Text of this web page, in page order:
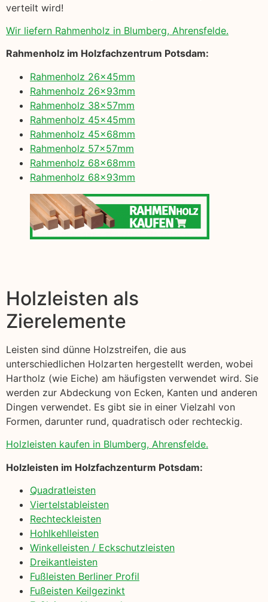
verteilt wird!
Wir liefern Rahmenholz in Blumberg, Ahrensfelde.
Rahmenholz im Holzfachzentrum Potsdam:
Rahmenholz 26x45mm
Rahmenholz 26x93mm
Rahmenholz 38x57mm
Rahmenholz 45x45mm
Rahmenholz 45x68mm
Rahmenholz 57x57mm
Rahmenholz 68x68mm
Rahmenholz 68x93mm
Holzleisten als
Zierelemente
Leisten sind dünne Holzstreifen, die aus
unterschiedlichen Holzarten hergestellt werden, wobei
Hartholz (wie Eiche) am häufigsten verwendet wird. Sie
werden zur Abdeckung von Ecken, Kanten und anderen
Dingen verwendet. Es gibt sie in einer Vielzahl von
Formen, darunter rund, quadratisch oder rechteckig.
Holzleisten kaufen in Blumberg, Ahrensfelde.
Holzleisten im Holzfachzenturm Potsdam:
Quadratleisten
Viertelstableisten
Rechteckleisten
Hohlkehlleisten
Winkelleisten / Eckschutzleisten
Dreikantleisten
Fußleisten Berliner Profil
Fußeisten Keilgezinkt